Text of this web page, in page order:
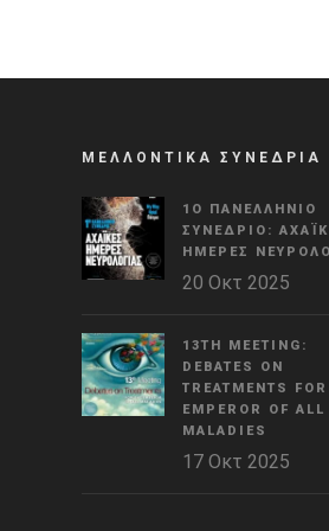
ΜΕΛΛΟΝΤΙΚΑ ΣΥΝΕΔΡΙΑ
1Ο ΠΑΝΕΛΛΉΝΙΟ
ΣΥΝΈΔΡΙΟ:
ΗΜΈΡΕΣ
20 Οκτ 2025
13TH MEETING:
DEBATES ON
TREATMENTS
EMPEROR OF ALL
MALADIES
17 Οκτ 2025